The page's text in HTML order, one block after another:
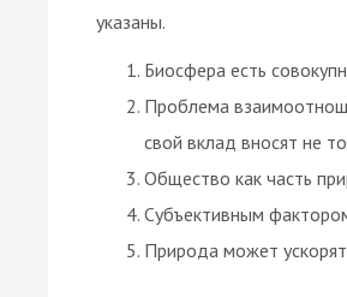
указаны.
Биосфера есть
Проблема
свой вклад вносят не
Общество как часть
Субъективным
Природа может